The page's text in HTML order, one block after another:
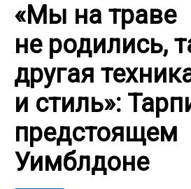
«Мы на траве
не родились,
другая
и стиль»:
предстоящем
Уимблдоне